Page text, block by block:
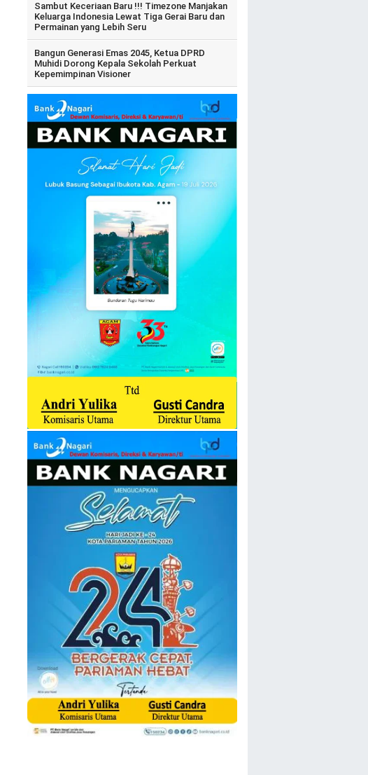
Sambut Keceriaan Baru !!! Timezone Manjakan
Keluarga Indonesia Lewat Tiga Gerai Baru dan
Permainan yang Lebih Seru
Bangun Generasi Emas 2045, Ketua DPRD
Muhidi Dorong Kepala Sekolah Perkuat
Kepemimpinan Visioner